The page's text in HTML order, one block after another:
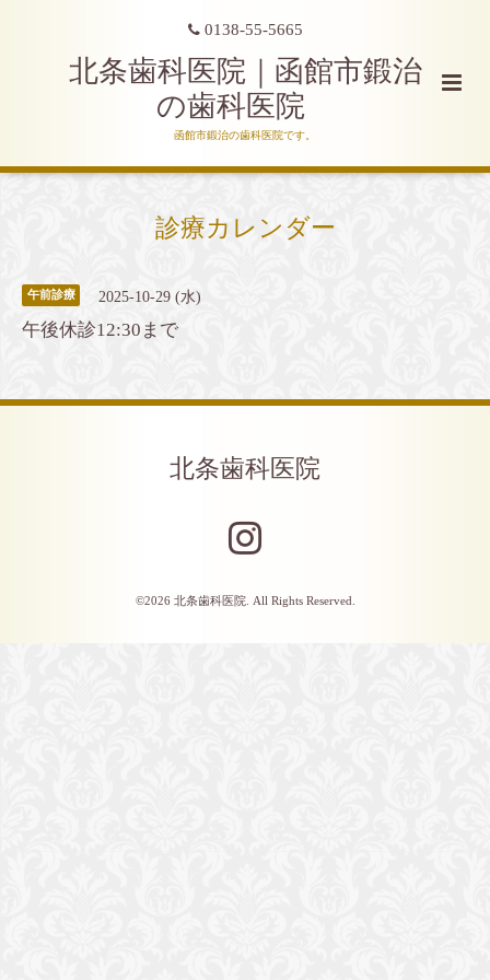
0138-55-5665
北条歯科医院｜函館市鍛治
の歯科医院
函館市鍛治の歯科医院です。
診療カレンダー
午前診療 2025-10-29 (水)
午後休診12:30まで
北条歯科医院
©2026 北条歯科医院. All Rights Reserved.